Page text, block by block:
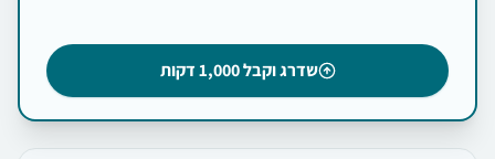
שדרג וקבל 1,000 דקות